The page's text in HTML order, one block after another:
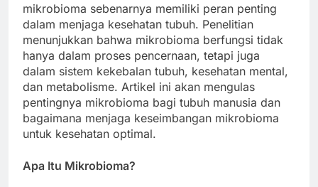
mikrobioma sebenarnya memiliki peran penting
dalam menjaga kesehatan tubuh. Penelitian
menunjukkan bahwa mikrobioma berfungsi tidak
hanya dalam proses pencernaan, tetapi juga
dalam sistem kekebalan tubuh, kesehatan mental,
dan metabolisme. Artikel ini akan mengulas
pentingnya mikrobioma bagi tubuh manusia dan
bagaimana menjaga keseimbangan mikrobioma
untuk kesehatan optimal.
Apa Itu Mikrobioma?